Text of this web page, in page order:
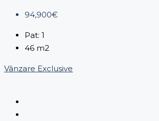
94,900€
Pat: 1
46 m2
Vânzare Exclusive